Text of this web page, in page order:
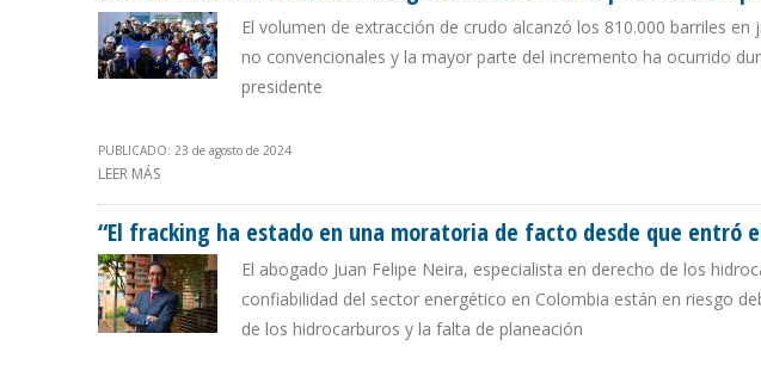
El volumen de extracción de crudo alcanzó los 810.000 barriles
no convencionales y la mayor parte del incremento ha ocurrido
presidente
PUBLICADO: 23 de agosto de 2024
LEER MÁS
“El fracking ha estado en una moratoria de facto desde que entró
El abogado Juan Felipe Neira, especialista en derecho de los
confiabilidad del sector energético en Colombia están en riesgo
de los hidrocarburos y la falta de planeación